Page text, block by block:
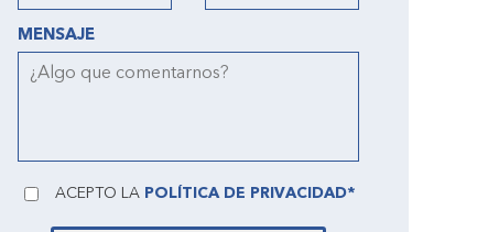
MENSAJE
ACEPTO LA POLÍTICA DE PRIVACIDAD*